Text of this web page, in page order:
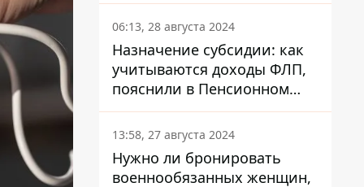
06:13, 28 августа 2024
Назначение субсидии: как
учитываются доходы ФЛП,
пояснили в Пенсионном
фонде
13:58, 27 августа 2024
Нужно ли бронировать
военнообязанных женщин,